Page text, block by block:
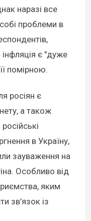
наразі все
проблеми в
інфляція є "дуже
помірною.
росіян є
а також
в Україну,
зауваження на
Особливо від
яким
зв’язок із